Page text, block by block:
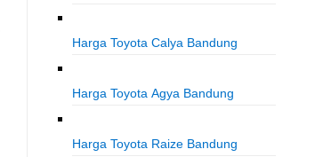
Harga Toyota Calya Bandung
Harga Toyota Agya Bandung
Harga Toyota Raize Bandung